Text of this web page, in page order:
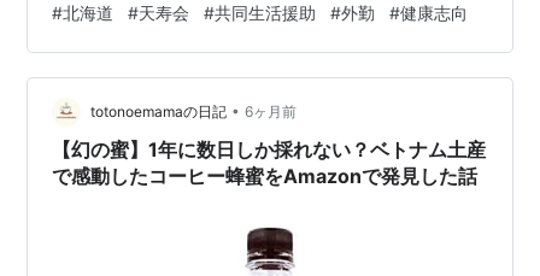
ではまた(*^_^*)
#北海道 #天寿会 #共同生活援助 #外勤 #健康志向
totonoemamaの日記 • 6ヶ月前
【幻の蜜】1年に数日しか採れない？ベトナム土産
で感動したコーヒー蜂蜜をAmazonで発見した話